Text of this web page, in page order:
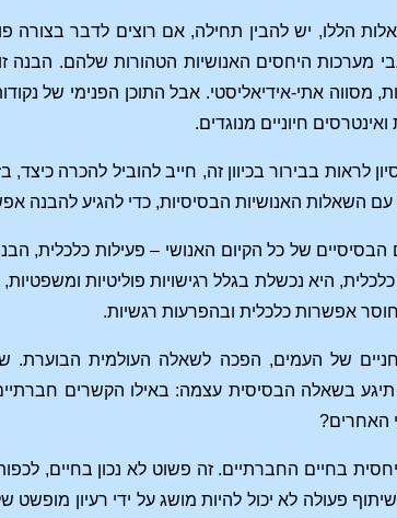
הללו, יש להבין תחילה, אם רוצים לדבר בצורה
מערכות היחסים האנושיות הטהורות שלהם. הבנה
שהוא נתן ל-14 נקודותיו המפורסמות, מסווה אתי-אידיאליסטי. אבל
חיוניים מנוגדים.
בבירור בכיוון זה, חייב להוביל להכרה כיצד,
השאלות האנושיות הבסיסיות, כדי להגיע להבנה
של כל הקיום האנושי – פעילות כלכלית,
היא נכשלת בגלל רגישויות פוליטיות
אפשרות כלכלית ובהפרעות רגשיות.
של העמים, הפכה לשאלה העולמית
בשאלה הבסיסית עצמה: באילו הקשרים
האחרים?
בחיים החברתיים. זה פשוט לא נכון בחיים,
פעולה לא יכול להיות מושג על ידי רעיון מופשט